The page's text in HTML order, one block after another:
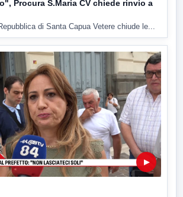
Procura S.Maria CV chiede rinvio a
di Santa Capua Vetere chiude le...
▶